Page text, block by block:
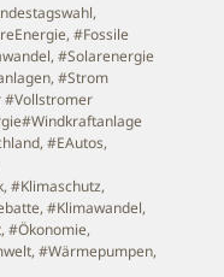
,
,#Fossile
,#Solarenergie
,#Strom
#Vollstromer
,#EAutos,
,#Klimaschutz,
,#Klimawandel,
,#Ökonomie,
,#Wärmepumpen,